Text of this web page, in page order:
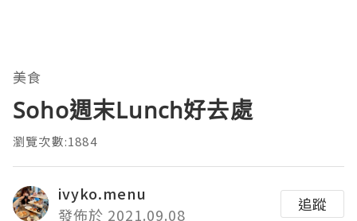
美食
Soho週末Lunch好去處
瀏覽次數:1884
ivyko.menu
發佈於 2021.09.08
追蹤